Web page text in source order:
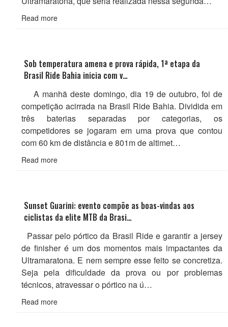
Read more
Sob temperatura amena e prova rápida, 1ª etapa da
Brasil Ride Bahia inicia com v…
A manhã deste domingo, dia 19 de outubro, foi de
competição acirrada na Brasil Ride Bahia. Dividida em
três baterias separadas por categorias, os
competidores se jogaram em uma prova que contou
com 60 km de distância e 801m de altimet…
Read more
Sunset Guarini: evento compõe as boas-vindas aos
ciclistas da elite MTB da Brasi…
Passar pelo pórtico da Brasil Ride e garantir a jersey
de finisher é um dos momentos mais impactantes da
Ultramaratona. E nem sempre esse feito se concretiza.
Seja pela dificuldade da prova ou por problemas
técnicos, atravessar o pórtico na ú…
Read more